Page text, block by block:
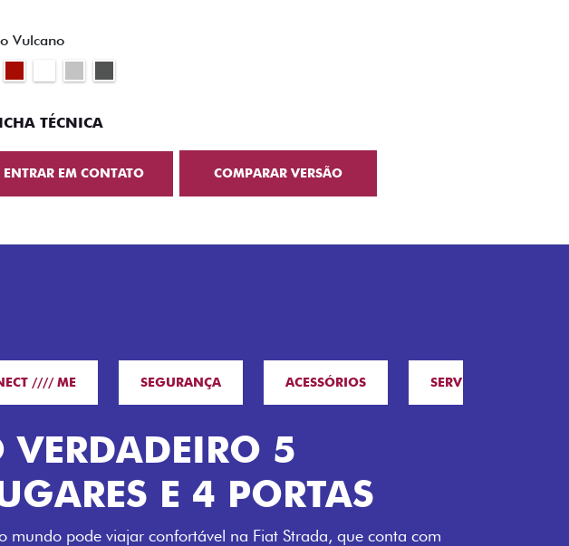
Vulcano
TÉCNICA
ENTRAR EM CONTATO COMPARAR VERSÃO
//// ME SEGURANÇA ACESSÓRIOS SERVIÇOS
VERDADEIRO 5
E 4 PORTAS
mundo pode viajar confortável na Fiat Strada, que conta com